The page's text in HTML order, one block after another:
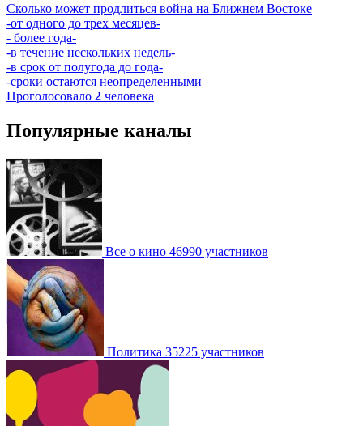
Сколько может продлиться война на Ближнем Востоке
-от одного до трех месяцев-
- более года-
-в течение нескольких недель-
-в срок от полугода до года-
-сроки остаются неопределенными
Проголосовало 2 человека
Популярные каналы
Все о кино 46990 участников
Политика 35225 участников